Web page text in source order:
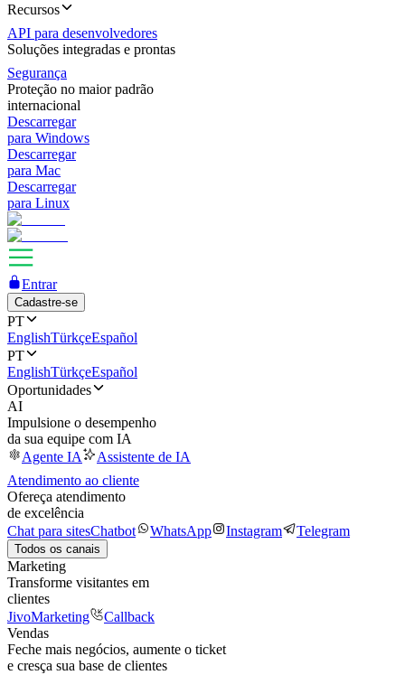
Recursos
API para desenvolvedores
Soluções integradas e prontas
Segurança
Proteção no maior padrão
internacional
Descarregar
para Windows
Descarregar
para Mac
Descarregar
para Linux
Entrar
Cadastre-se
PT
EnglishTürkçeEspañol
PT
EnglishTürkçeEspañol
Oportunidades
AI
Impulsione o desempenho
da sua equipe com IA
Agente IA
Assistente de IA
Atendimento ao cliente
Ofereça atendimento
de excelência
Chat para sitesChatbot WhatsApp Instagram Telegram
Todos os canais
Marketing
Transforme visitantes em
clientes
JivoMarketing
Callback
Vendas
Feche mais negócios, aumente o ticket
e cresça sua base de clientes